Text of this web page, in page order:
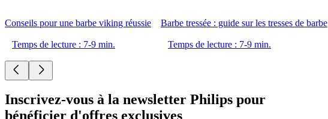
Conseils pour une barbe viking réussie
Temps de lecture : 7-9 min.
Barbe tressée : guide sur les tresses de barbe
Temps de lecture : 7-9 min.
Inscrivez-vous à la newsletter Philips pour
bénéficier d'offres exclusives